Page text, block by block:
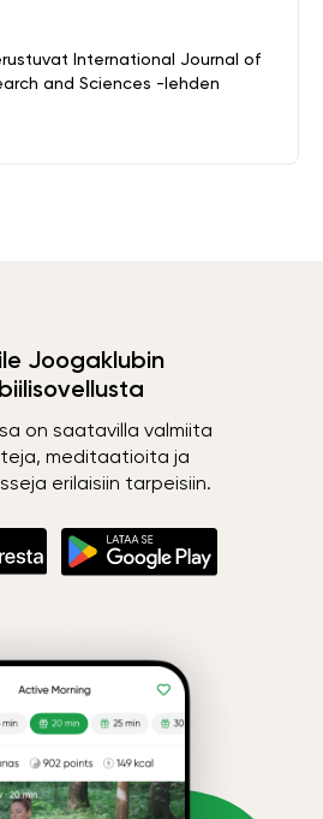
International Journal of
and Sciences -lehden
Joogaklubin
on saatavilla valmiita
meditaatioita ja
erilaisiin tarpeisiin.